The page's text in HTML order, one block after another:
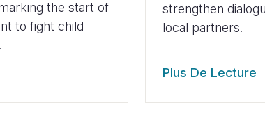
the start of
to fight child
strengthen
local partners.
Plus De Lecture